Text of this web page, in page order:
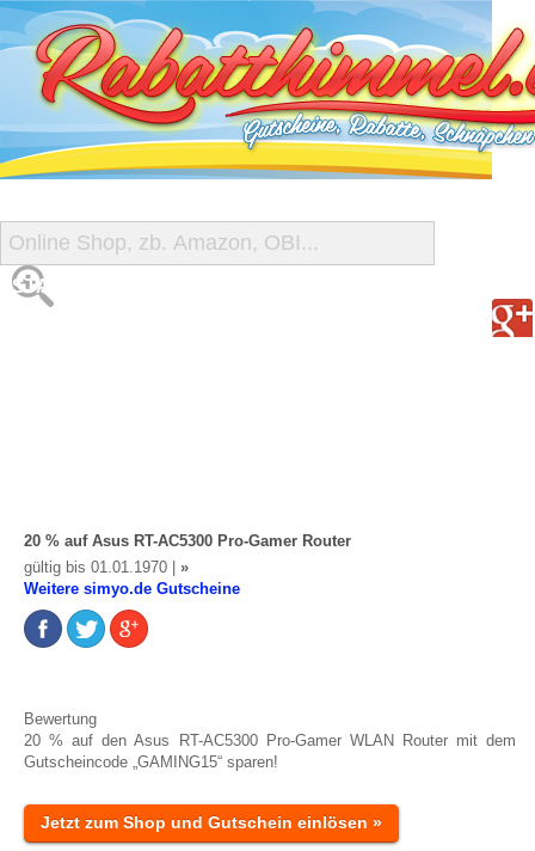
START
20 % auf Asus RT-AC5300 Pro-Gamer Router
gültig bis 01.01.1970 | »
Weitere simyo.de Gutscheine
Bewertung
20 % auf den Asus RT-AC5300 Pro-Gamer WLAN Router mit dem
Gutscheincode „GAMING15“ sparen!
Jetzt zum Shop und Gutschein einlösen »